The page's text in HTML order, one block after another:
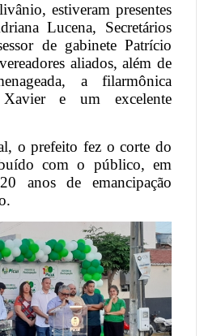
estiveram presentes
Lucena, Secretários
de gabinete Patrício
aliados, além de
a filarmônica
e um excelente
o prefeito fez o corte do
com o público, em
anos de emancipação